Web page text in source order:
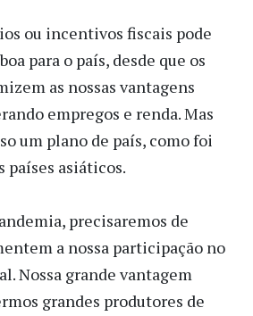
ou incentivos fiscais pode
para o país, desde que os
as nossas vantagens
empregos e renda. Mas
um plano de país, como foi
asiáticos.
precisaremos de
a nossa participação no
Nossa grande vantagem
grandes produtores de